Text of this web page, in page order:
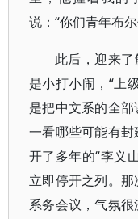
说：“你们青年布
此后，迎来
是小打小闹，“上
是把中文系的全
一看哪些可能有
开了多年的“李义
立即停开之列。
系务会议，气氛